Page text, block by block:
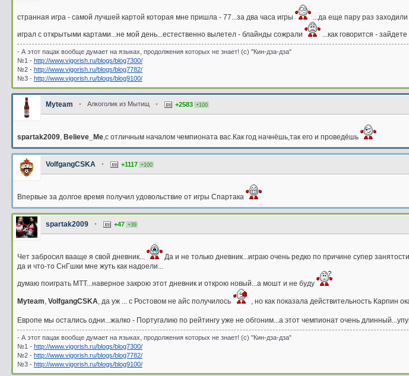
странная игра - самой лучшей картой которая мне пришла - 77...за два часа игры ...да еще пару раз
играл с открытыми картами...не мой день...естественно вылетел - блайнды сожрали ...как говорится - зайдете
- А этот пацак вообще думает на языках, продолжения которых не знает! (с) "Кин-дза-дза"
№1 - http://www.vigorish.ru/blogs/blog7300/
№2 - http://www.vigorish.ru/blogs/blog7782/
№3 - http://www.vigorish.ru/blogs/blog9100/
Myteam • Алкоголик из Мытищ • +2583 +100
spartak2009 Believe_Me ,с отличным началом чемпионата вас.Как год начнёшь,так его и проведёшь
VolfgangCSKA • +1117 +100
Впервые за долгое время получил удовольствие от игры Спартака
spartak2009 • +47 +39
Чет забросил вааще я свой дневник... Да и не только дневник...играю очень редко по причине супер
да и что-то СнГшки мне жуть как надоели...
думаю поиграть МТТ...наверное закрою этот дневник и открою новый...а мошт и не буду
Myteam VolfgangCSKA , да уж ... с Ростовом не айс получилось , но как показала действительность Карпин
Европе мы остались одни...жалко - Португалию по рейтингу уже не обгоним...а этот чемпионат очень
- А этот пацак вообще думает на языках, продолжения которых не знает! (с) "Кин-дза-дза"
№1 - http://www.vigorish.ru/blogs/blog7300/
№2 - http://www.vigorish.ru/blogs/blog7782/
№3 - http://www.vigorish.ru/blogs/blog9100/